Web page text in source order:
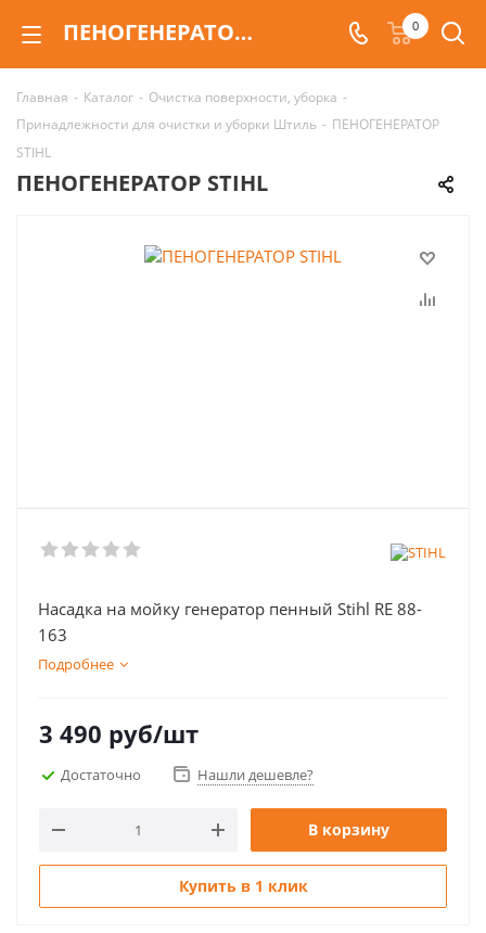
ПЕНОГЕНЕРАТОР STIHL Stihl 0
Главная - Каталог - Очистка поверхности, уборка -
Принадлежности для очистки и уборки Штиль - ПЕНОГЕНЕРАТОР
STIHL
ПЕНОГЕНЕРАТОР STIHL
Насадка на мойку генератор пенный Stihl RE 88-
163
Подробнее
3 490 руб/шт
Достаточно Нашли дешевле?
В корзину
Купить в 1 клик